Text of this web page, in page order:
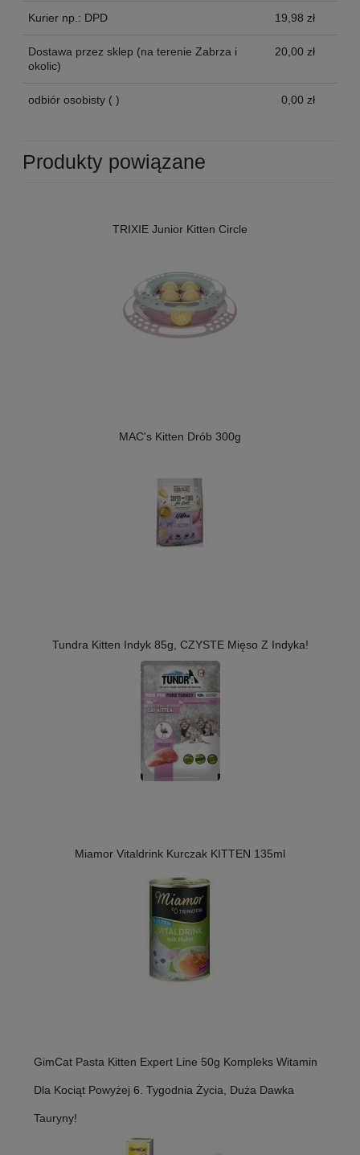
Kurier np.: DPD 19,98 zł
Dostawa przez sklep (na terenie Zabrza i
okolic)
20,00 zł
odbiór osobisty ( ) 0,00 zł
Produkty powiązane
TRIXIE Junior Kitten Circle
MAC's Kitten Drób 300g
Tundra Kitten Indyk 85g, CZYSTE Mięso Z Indyka!
Miamor Vitaldrink Kurczak KITTEN 135ml
GimCat Pasta Kitten Expert Line 50g Kompleks Witamin
Dla Kociąt Powyżej 6. Tygodnia Życia, Duża Dawka
Tauryny!